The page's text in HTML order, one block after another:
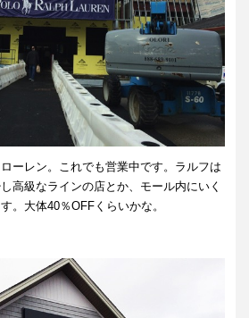
ーレン。これでも営業中です。ラルフは
高級なラインの店とか、モール内にいく
。大体40％OFFくらいかな。